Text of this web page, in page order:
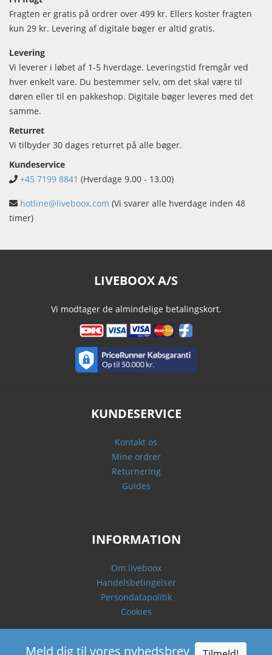
Fragten er gratis på ordrer over 499 kr. Ellers koster fragten
kun 29 kr. Levering af digitale bøger er altid gratis.
Levering
Vi leverer i løbet af 1-5 hverdage. Leveringstid fremgår ved
hver enkelt vare. Du bestemmer selv, om det skal være til
døren eller til en pakkeshop. Digitale bøger leveres med det
samme.
Returret
Vi tilbyder 30 dages returret på alle bøger.
Kundeservice
+45 7199 8841 (Hverdage 9.00 - 13.00)
hotline@liveboox.com (Vi svarer alle hverdage inden 48
timer)
LIVEBOOX A/S
Vi modtager de almindelige betalingskort.
KUNDESERVICE
Kontakt os
Mine ordrer
Returnering
Guides
INFORMATION
Om liveboox
Handelsbetingelser
Persondatapolitik
Cookies
Meld dig til vores nyhedsbrev